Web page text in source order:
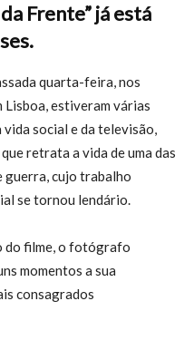
Frente” já está
quarta-feira, nos
Lisboa, estiveram várias
social e da televisão,
retrata a vida de uma das
guerra, cujo trabalho
se tornou lendário.
do filme, o fotógrafo
momentos a sua
consagrados